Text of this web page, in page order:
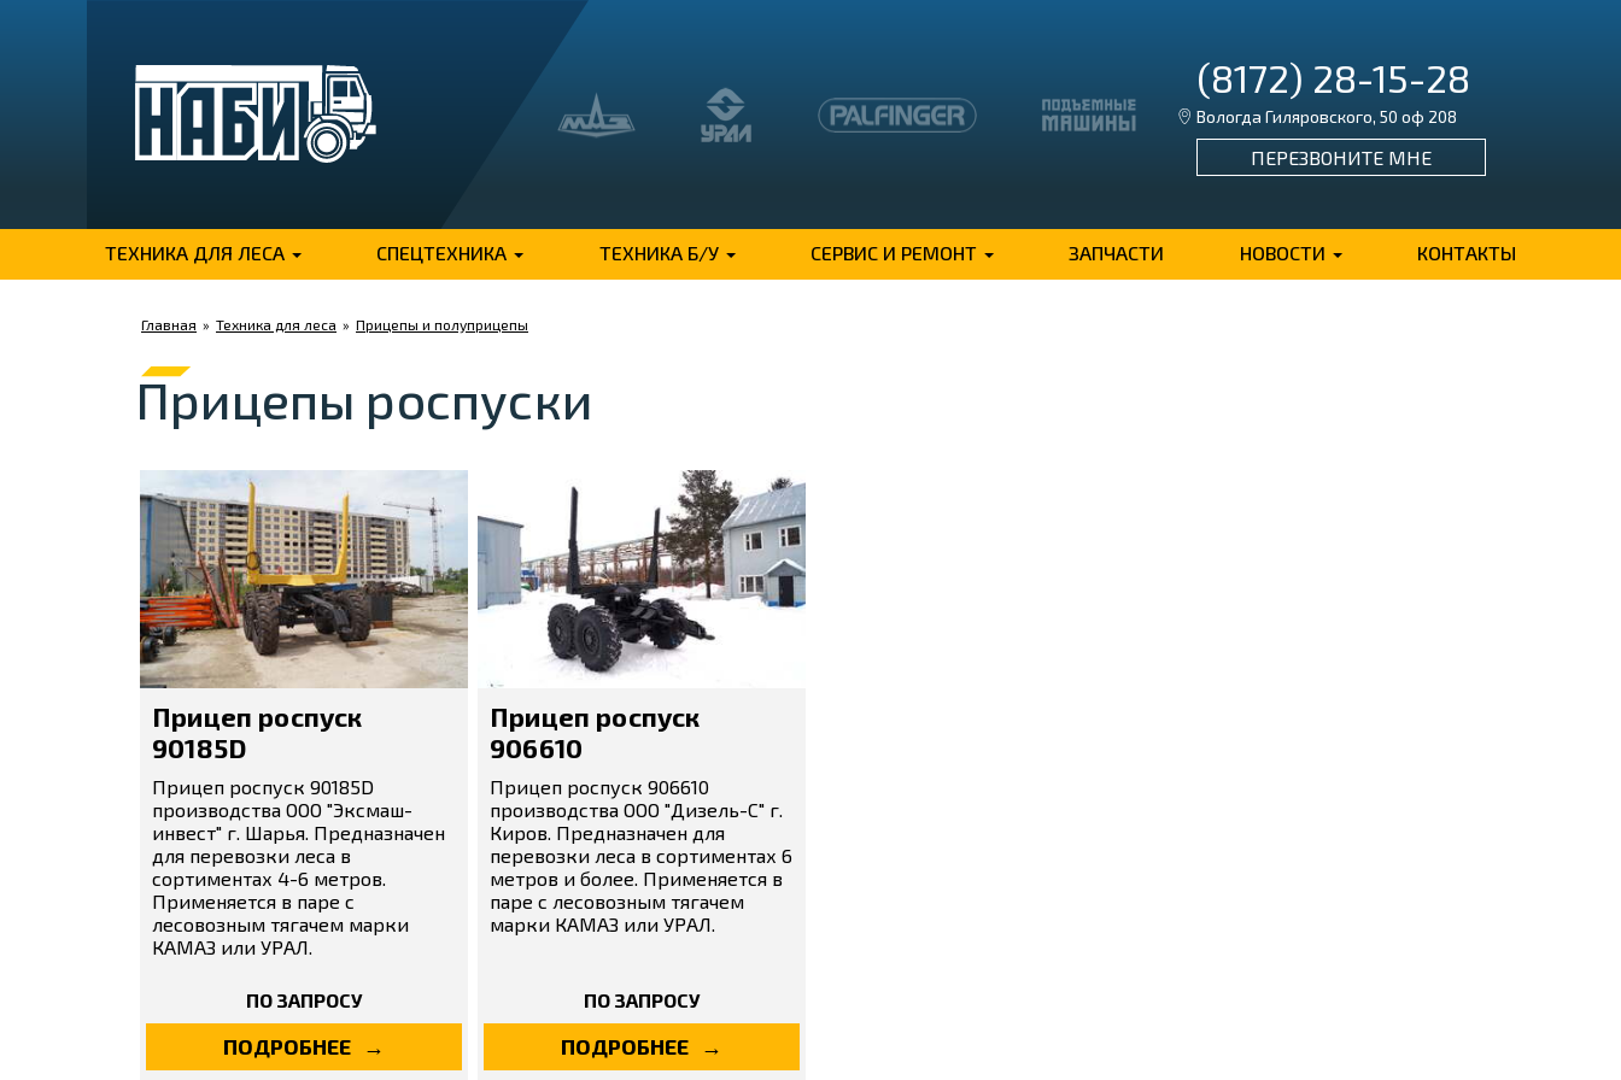
(8172) 28-15-28
Вологда Гиляровского, 50 оф 208
ПЕРЕЗВОНИТЕ МНЕ
ТЕХНИКА ДЛЯ ЛЕСА СПЕЦТЕХНИКА ТЕХНИКА Б/У СЕРВИС И РЕМОНТ ЗАПЧАСТИ НОВОСТИ КОНТАКТЫ
Главная » Техника для леса » Прицепы и полуприцепы
Прицепы роспуски
Прицеп роспуск
90185D
Прицеп роспуск 90185D
производства ООО "Эксмаш-
инвест" г. Шарья. Предназначен
для перевозки леса в
сортиментах 4-6 метров.
Применяется в паре с
лесовозным тягачем марки
КАМАЗ или УРАЛ.
ПО ЗАПРОСУ
ПОДРОБНЕЕ
Прицеп роспуск
906610
Прицеп роспуск 906610
производства ООО "Дизель-С" г.
Киров. Предназначен для
перевозки леса в сортиментах 6
метров и более. Применяется в
паре с лесовозным тягачем
марки КАМАЗ или УРАЛ.
ПО ЗАПРОСУ
ПОДРОБНЕЕ